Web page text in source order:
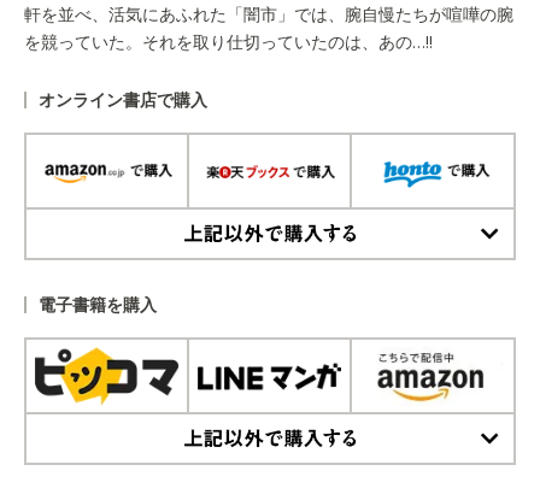
軒を並べ、活気にあふれた「闇市」では、腕自慢たちが喧嘩の腕
を競っていた。それを取り仕切っていたのは、あの…!!
オンライン書店で購入
電子書籍を購入